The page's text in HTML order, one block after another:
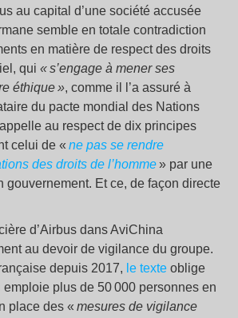
au capital d’une société accusée
semble en totale contradiction
en matière de respect des droits
qui « s’engage à mener ses
éthique », comme il l’a assuré à
du pacte mondial des Nations
au respect de dix principes
celui de « ne pas se rendre
des droits de l’homme» par une
gouvernement. Et ce, de façon directe
d’Airbus dans AviChina
au devoir de vigilance du groupe.
depuis 2017, le texte oblige
emploie plus de 50 000 personnes en
place des « mesures de vigilance